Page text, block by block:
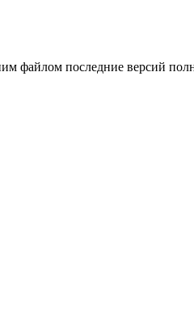
файлом последние версий